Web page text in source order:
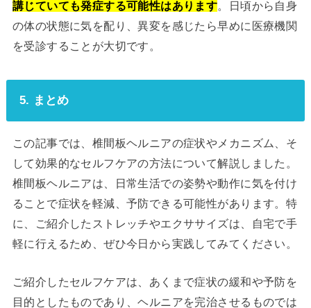
講じていても発症する可能性はあります 。日頃から自身
の体の状態に気を配り、異変を感じたら早めに医療機関
を受診することが大切です。
5. まとめ
この記事では、椎間板ヘルニアの症状やメカニズム、そ
して効果的なセルフケアの方法について解説しました。
椎間板ヘルニアは、日常生活での姿勢や動作に気を付け
ることで症状を軽減、予防できる可能性があります。特
に、ご紹介したストレッチやエクササイズは、自宅で手
軽に行えるため、ぜひ今日から実践してみてください。
ご紹介したセルフケアは、あくまで症状の緩和や予防を
目的としたものであり、ヘルニアを完治させるものでは